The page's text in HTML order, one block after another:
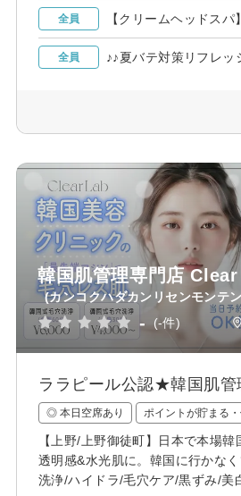
全員 【クリームヘッドス
全員 ♪♪夏バテ対策リフレッ
韓国肌管理専門店
(カンコクハダカンリセンモンテ
- (-件)
ララピール公認★韓国肌管
◎ 本日空席あり ポイントが貯まる
【上野/上野御徒町】日本で本場
透明感&水光肌に。韓国に行かな
洗浄/ハイドラ/毛穴ケア/黒ずみ/美